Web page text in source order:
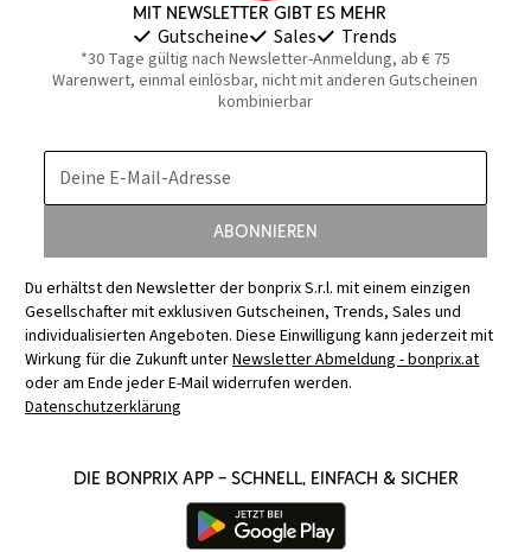
Mit Newsletter gibt es mehr
Gutscheine Sales Trends
*30 Tage gültig nach Newsletter-Anmeldung, ab € 75
Warenwert, einmal einlösbar, nicht mit anderen Gutscheinen
kombinierbar
Deine E-Mail-Adresse
Abonnieren
Du erhältst den Newsletter der bonprix S.r.l. mit einem einzigen
Gesellschafter mit exklusiven Gutscheinen, Trends, Sales und
individualisierten Angeboten. Diese Einwilligung kann jederzeit mit
Wirkung für die Zukunft unterNewsletter Abmeldung - bonprix.at
oder am Ende jeder E-Mail widerrufen werden.
Datenschutzerklärung
Die bonprix App – schnell, einfach & sicher